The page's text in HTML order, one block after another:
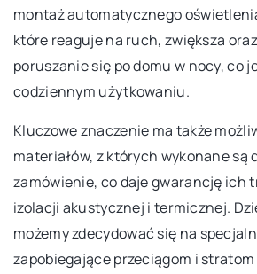
montaż automatycznego
które reaguje na ruch, zwiększa
poruszanie się po domu w nocy, co
codziennym użytkowaniu.
Kluczowe znaczenie ma także
materiałów, z których wykonane są
zamówienie, co daje gwarancję ich
izolacji akustycznej i termicznej.
możemy zdecydować się na
zapobiegające przeciągom i stratom